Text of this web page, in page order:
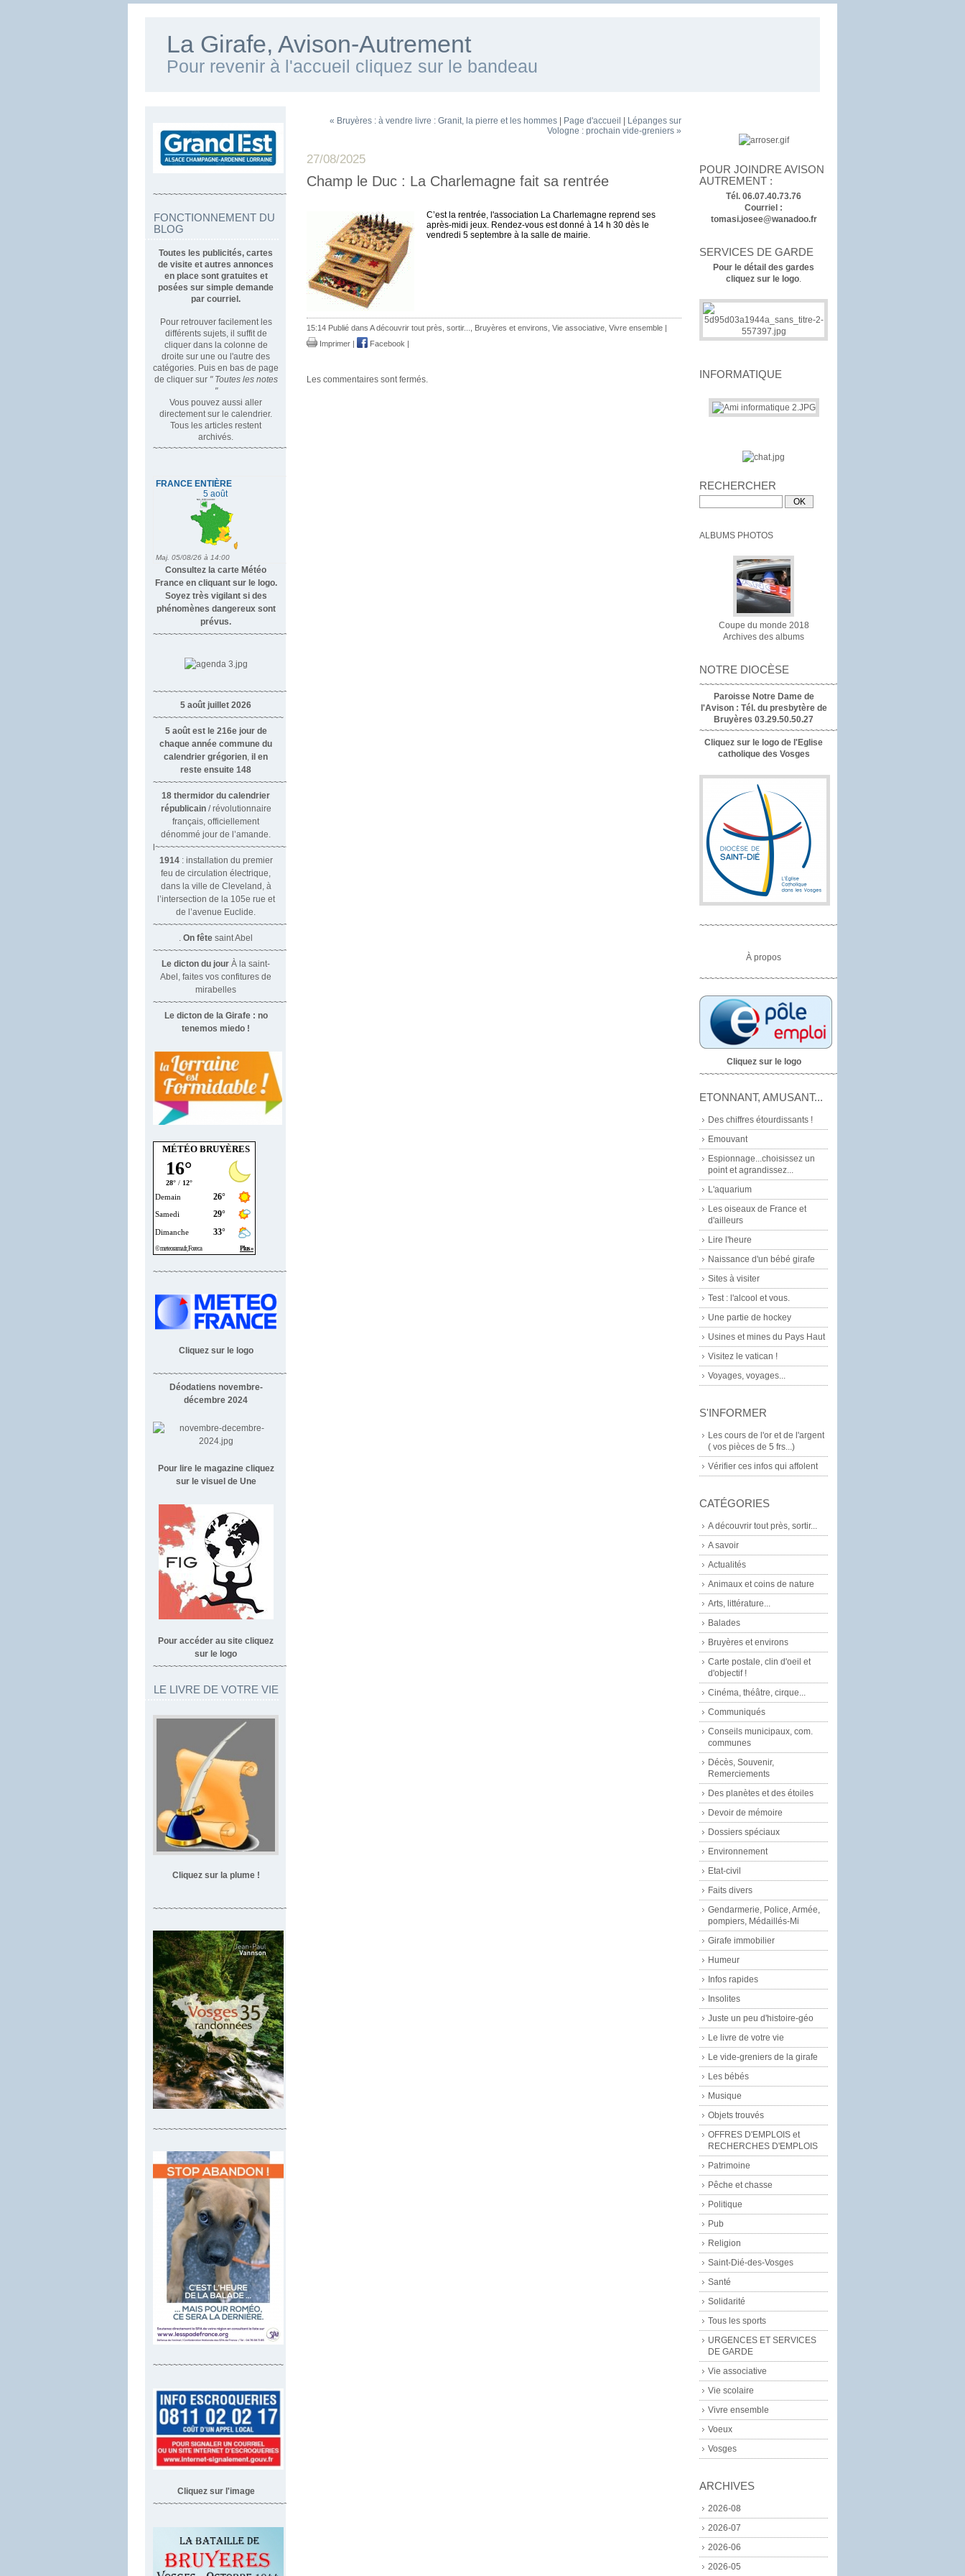
La Girafe, Avison-Autrement
Pour revenir à l'accueil cliquez sur le bandeau
~~~~~~~~~~~~~~~~~~~~~~~~~~~~~~~~~~
FONCTIONNEMENT DU
BLOG
Toutes les publicités, cartes
de visite et autres annonces
en place sont gratuites et
posées sur simple demande
par courriel.
Pour retrouver facilement les
différents sujets, il suffit de
cliquer dans la colonne de
droite sur une ou l'autre des
catégories. Puis en bas de page
de cliquer sur " Toutes les notes
"
Vous pouvez aussi aller
directement sur le calendrier.
Tous les articles restent
archivés.
~~~~~~~~~~~~~~~~~~~~~~~~~~~~~~~~~
Consultez la carte Météo
France en cliquant sur le logo.
Soyez très vigilant si des
phénomènes dangereux sont
prévus.
~~~~~~~~~~~~~~~~~~~~~~~~~~~~
~~~~~~~~~~~~~~~~~~~~~~~~~~~~~~
5 août juillet 2026
~~~~~~~~~~~~~~~~~~~~~~~~~~
5 août est le 216e jour de
chaque année commune du
calendrier grégorien il en
reste ensuite 148
~~~~~~~~~~~~~~~~~~~~~~~~~~~~~~~~
18 thermidor du calendrier
républicain / révolutionnaire
français, officiellement
dénommé jour de l’amande.
l~~~~~~~~~~~~~~~~~~~~~~~~~~~
1914 : installation du premier
feu de circulation électrique,
dans la ville de Cleveland, à
l’intersection de la 105e rue et
de l’avenue Euclide.
~~~~~~~~~~~~~~~~~~~~~~~~~~~~~~
On fête saint Abel
~~~~~~~~~~~~~~~~~~~~~~~~~~~~~~
Le dicton du jour À la saint-
Abel, faites vos confitures de
mirabelles
~~~~~~~~~~~~~~~~~~~~~~~~~~~~~~~
Le dicton de la Girafe : no
tenemos miedo !
MÉTÉO BRUYÈRES
~~~~~~~~~~~~~~~~~~~~~~~~~~~~
Cliquez sur le logo
~~~~~~~~~~~~~~~~~~~~~~~~~~~~~~~~~~~~
Déodatiens novembre-
décembre 2024
Pour lire le magazine cliquez
sur le visuel de Une
Pour accéder au site cliquez
sur le logo
~~~~~~~~~~~~~~~~~~~~~~~~~~~~~~~~~
LE LIVRE DE VOTRE VIE
Cliquez sur la plume !
~~~~~~~~~~~~~~~~~~~~~~~~~~~~~~~~~~
~~~~~~~~~~~~~~~~~~~~~~~~~~~~~~~~~
~~~~~~~~~~~~~~~~~~~~~~~~~~
Cliquez sur l'image
~~~~~~~~~~~~~~~~~~~~~~~~~~~~~~~~~~~~
POUR JOINDRE AVISON
AUTREMENT :
Tél. 06.07.40.73.76
Courriel :
tomasi.josee@wanadoo.fr
SERVICES DE GARDE
Pour le détail des gardes
cliquez sur le logo
INFORMATIQUE
RECHERCHER
ALBUMS PHOTOS
Coupe du monde 2018
Archives des albums
NOTRE DIOCÈSE
~~~~~~~~~~~~~~~~~~~~~~~~~~~~~~~~~~
Paroisse Notre Dame de
l'Avison : Tél. du presbytère de
Bruyères 03.29.50.50.27
~~~~~~~~~~~~~~~~~~~~~~~~~~~~~~~~
Cliquez sur le logo de l'Eglise
catholique des Vosges
~~~~~~~~~~~~~~~~~~~~~~~~~~~~~~~~
À propos
~~~~~~~~~~~~~~~~~~~~~~~~~~~~
Cliquez sur le logo
~~~~~~~~~~~~~~~~~~~~~~~~~~~~~
ETONNANT, AMUSANT...
Des chiffres étourdissants !
Emouvant
Espionnage...choisissez un
point et agrandissez...
L'aquarium
Les oiseaux de France et
d'ailleurs
Lire l'heure
Naissance d'un bébé girafe
Sites à visiter
Test : l'alcool et vous.
Une partie de hockey
Usines et mines du Pays Haut
Visitez le vatican !
Voyages, voyages...
S'INFORMER
Les cours de l'or et de l'argent
( vos pièces de 5 frs...)
Vérifier ces infos qui affolent
CATÉGORIES
A découvrir tout près, sortir...
A savoir
Actualités
Animaux et coins de nature
Arts, littérature...
Balades
Bruyères et environs
Carte postale, clin d'oeil et
d'objectif !
Cinéma, théâtre, cirque...
Communiqués
Conseils municipaux, com.
communes
Décès, Souvenir,
Remerciements
Des planètes et des étoiles
Devoir de mémoire
Dossiers spéciaux
Environnement
Etat-civil
Faits divers
Gendarmerie, Police, Armée,
pompiers, Médaillés-Mi
Girafe immobilier
Humeur
Infos rapides
Insolites
Juste un peu d'histoire-géo
Le livre de votre vie
Le vide-greniers de la girafe
Les bébés
Musique
Objets trouvés
OFFRES D'EMPLOIS et
RECHERCHES D'EMPLOIS
Patrimoine
Pêche et chasse
Politique
Pub
Religion
Saint-Dié-des-Vosges
Santé
Solidarité
Tous les sports
URGENCES ET SERVICES
DE GARDE
Vie associative
Vie scolaire
Vivre ensemble
Voeux
Vosges
ARCHIVES
2026-08
2026-07
2026-06
2026-05
« Bruyères : à vendre livre : Granit, la pierre et les hommes Page d'accueil
Lépanges sur
Vologne : prochain vide-greniers »
27/08/2025
Champ le Duc : La Charlemagne fait sa rentrée
C’est la rentrée, l'association La Charlemagne reprend ses
après-midi jeux. Rendez-vous est donné à 14 h 30 dès le
vendredi 5 septembre à la salle de mairie.
15:14 Publié dans A découvrir tout près, sortir... Bruyères et environs Vie associative Vivre ensemble |
Imprimer | Facebook |
Les commentaires sont fermés.